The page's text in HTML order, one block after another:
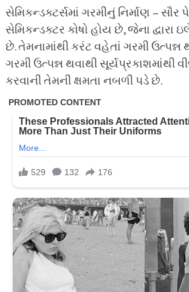
સેમિકન્ડક્ટર્સમાં ગરમીનું નિર્માણ – સૌર
સેમિકન્ડક્ટર કોષો હોય છે, જેના દ્વારા
છે. તેમનામાંથી કરંટ વહેતાં ગરમી
ગરમી ઉત્પન્ન થવાથી સૂર્યપ્રકાશમાંથી
કરવાની તેમની ક્ષમતા નબળી પડે છે.